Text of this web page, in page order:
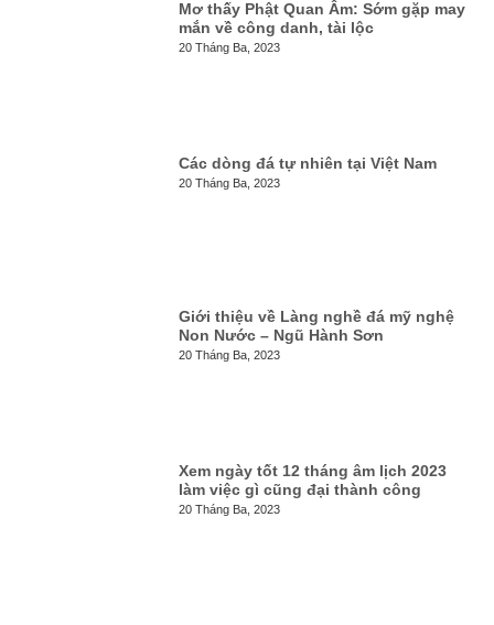
Mơ thấy Phật Quan Âm: Sớm gặp may
mắn về công danh, tài lộc
20 Tháng Ba, 2023
Các dòng đá tự nhiên tại Việt Nam
20 Tháng Ba, 2023
Giới thiệu về Làng nghề đá mỹ nghệ
Non Nước – Ngũ Hành Sơn
20 Tháng Ba, 2023
Xem ngày tốt 12 tháng âm lịch 2023
làm việc gì cũng đại thành công
20 Tháng Ba, 2023